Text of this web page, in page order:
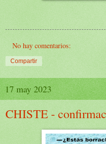
No hay comentarios:
Compartir
17 may 2023
CHISTE -